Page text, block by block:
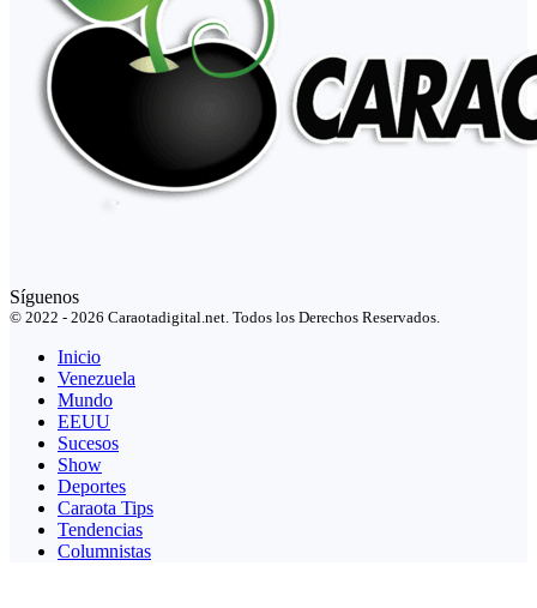
Síguenos
© 2022 - 2026 Caraotadigital.net. Todos los Derechos Reservados.
Inicio
Venezuela
Mundo
EEUU
Sucesos
Show
Deportes
Caraota Tips
Tendencias
Columnistas